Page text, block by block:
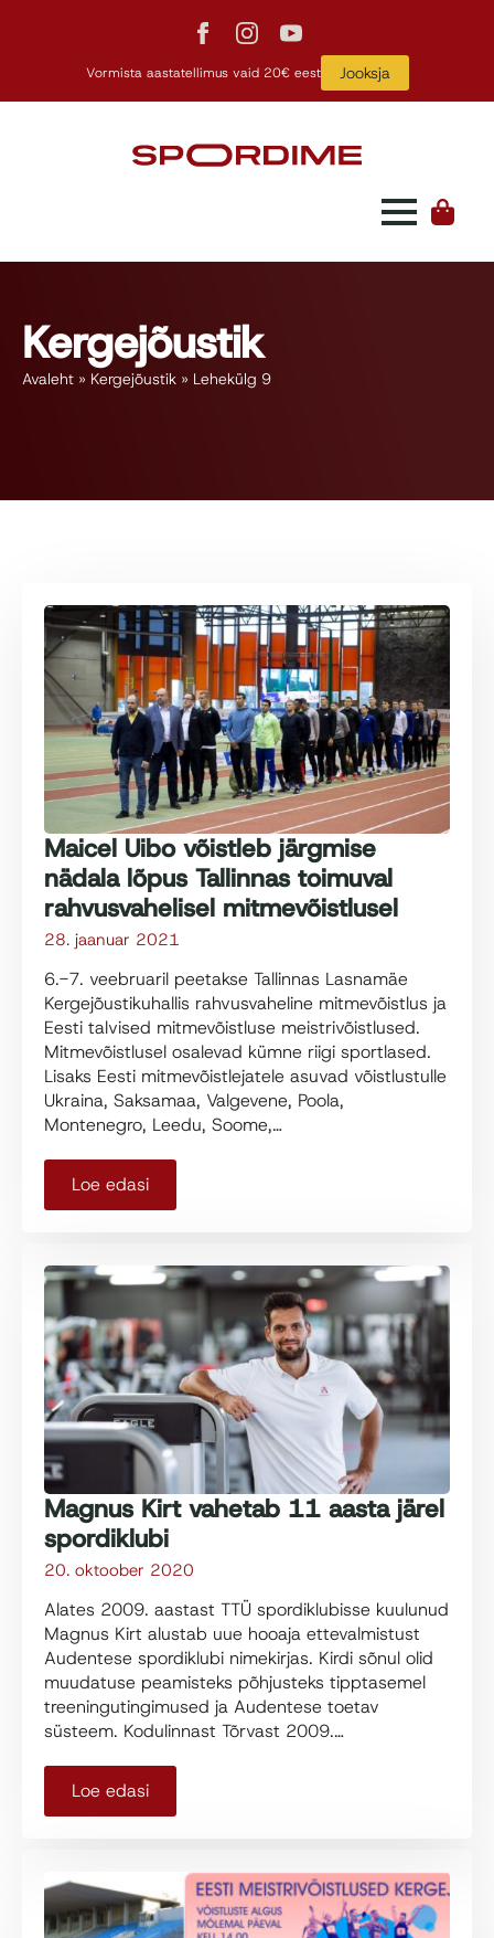
Vormista aastatellimus vaid 20€ eest Jooksja
Kergejõustik
Avaleht » Kergejõustik » Lehekülg 9
Maicel Uibo võistleb järgmise
nädala lõpus Tallinnas toimuval
rahvusvahelisel mitmevõistlusel
28. jaanuar 2021
6.-7. veebruaril peetakse Tallinnas Lasnamäe
Kergejõustikuhallis rahvusvaheline mitmevõistlus ja
Eesti talvised mitmevõistluse meistrivõistlused.
Mitmevõistlusel osalevad kümne riigi sportlased.
Lisaks Eesti mitmevõistlejatele asuvad võistlustulle
Ukraina, Saksamaa, Valgevene, Poola,
Montenegro, Leedu, Soome,…
Loe edasi
Magnus Kirt vahetab 11 aasta järel
spordiklubi
20. oktoober 2020
Alates 2009. aastast TTÜ spordiklubisse kuulunud
Magnus Kirt alustab uue hooaja ettevalmistust
Audentese spordiklubi nimekirjas. Kirdi sõnul olid
muudatuse peamisteks põhjusteks tipptasemel
treeningutingimused ja Audentese toetav
süsteem. Kodulinnast Tõrvast 2009.…
Loe edasi